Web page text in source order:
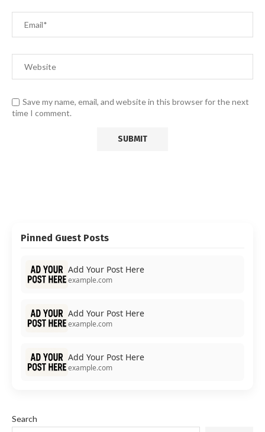
Save my name, email, and website in this browser for the next
time I comment.
Pinned Guest Posts
Add Your Post Here
example.com
Add Your Post Here
example.com
Add Your Post Here
example.com
Search